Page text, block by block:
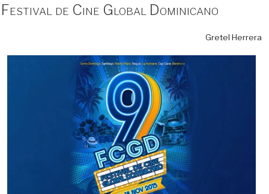
Festival de Cine Global Dominicano
Gretel Herrera